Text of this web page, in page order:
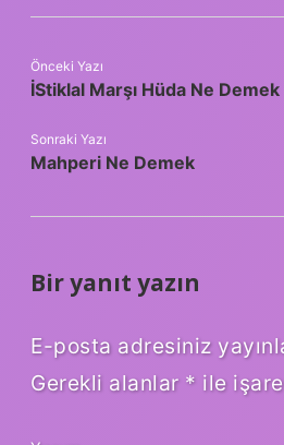
Önceki Yazı
İStiklal Marşı Hüda Ne Demek
Sonraki Yazı
Mahperi Ne Demek
Bir yanıt yazın
E-posta adresiniz
Gerekli alanlar * ile